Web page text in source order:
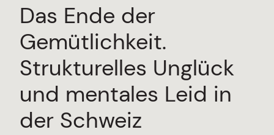
Das Ende der
Gemütlichkeit.
Strukturelles Unglück
und mentales Leid in
der Schweiz